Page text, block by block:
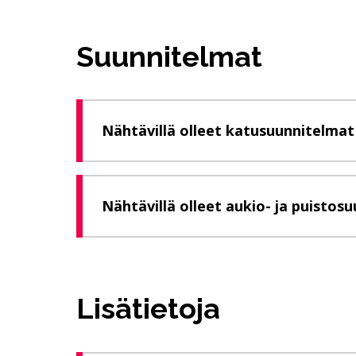
Suunnitelmat
Nähtävillä olleet katusuunnitelmat
Nähtävillä olleet aukio- ja
Lisätietoja